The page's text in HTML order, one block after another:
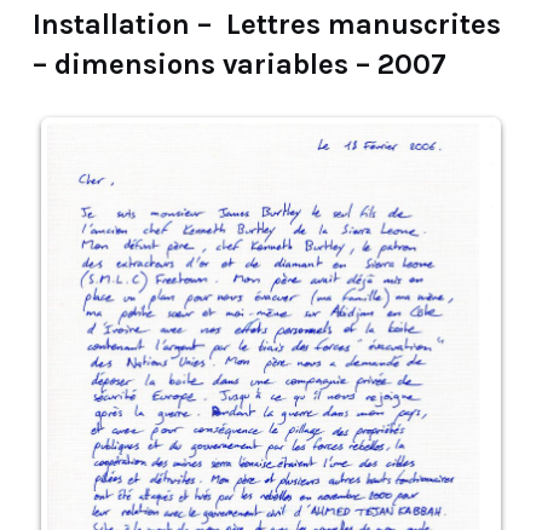
Installation – Lettres manuscrites
– dimensions variables – 2007